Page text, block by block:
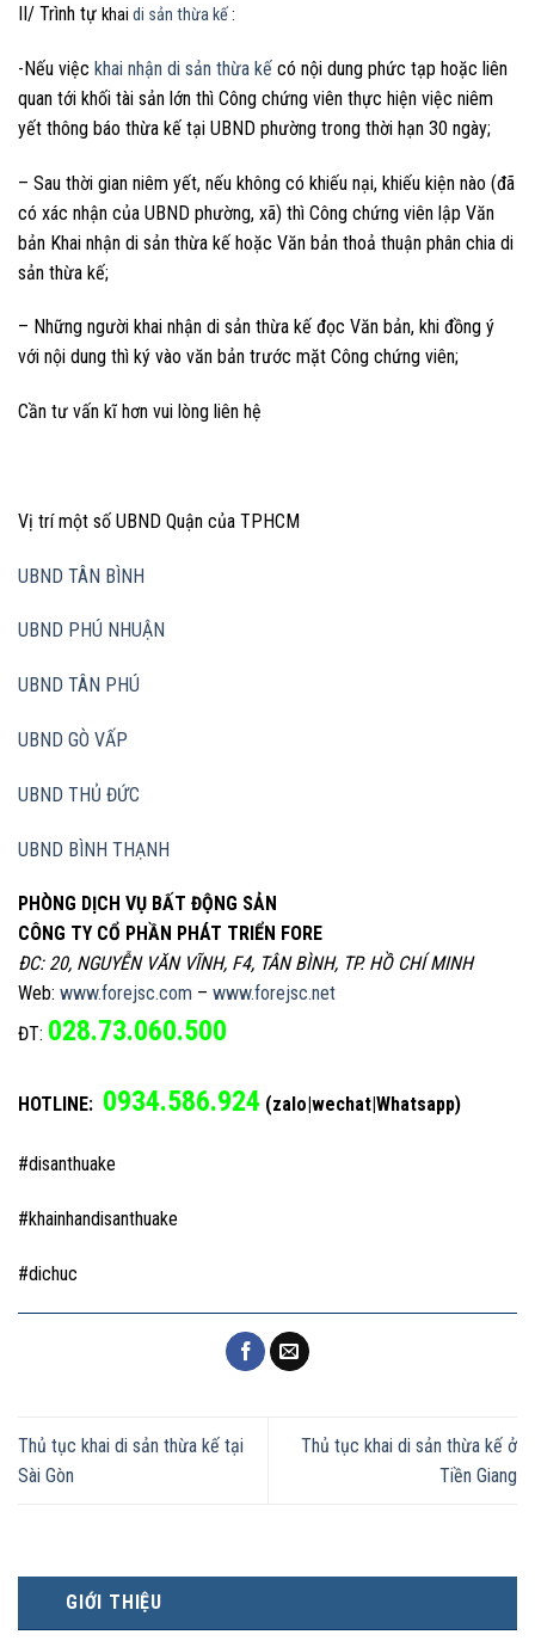
GIỚI THIỆU
II/ Trình tự khai di sản thừa kế:
-Nếu việc khai nhận di sản thừa kế có nội dung phức tạp hoặc liên
quan tới khối tài sản lớn thì Công chứng viên thực hiện việc niêm
yết thông báo thừa kế tại UBND phường trong thời hạn 30 ngày;
– Sau thời gian niêm yết, nếu không có khiếu nại, khiếu kiện nào (đã
có xác nhận của UBND phường, xã) thì Công chứng viên lập Văn
bản Khai nhận di sản thừa kế hoặc Văn bản thoả thuận phân chia di
sản thừa kế;
– Những người khai nhận di sản thừa kế đọc Văn bản, khi đồng ý
với nội dung thì ký vào văn bản trước mặt Công chứng viên;
Cần tư vấn kĩ hơn vui lòng liên hệ
Vị trí một số UBND Quận của TPHCM
UBND TÂN BÌNH
UBND PHÚ NHUẬN
UBND TÂN PHÚ
UBND GÒ VẤP
UBND THỦ ĐỨC
UBND BÌNH THẠNH
PHÒNG DỊCH VỤ BẤT ĐỘNG SẢN
CÔNG TY CỔ PHẦN PHÁT TRIỂN FORE
ĐC: 20, NGUYỄN VĂN VĨNH, F4, TÂN BÌNH, TP. HỒ CHÍ MINH
Web: www.forejsc.com – www.forejsc.net
ĐT: 028.73.060.500
HOTLINE: 0934.586.924 (zalo|wechat|Whatsapp)
#disanthuake
#khainhandisanthuake
#dichuc
Thủ tục khai di sản thừa kế tại
Sài Gòn
Thủ tục khai di sản thừa kế ở
Tiền Giang